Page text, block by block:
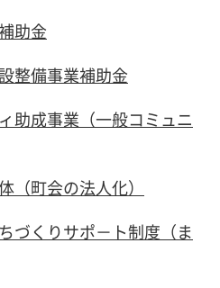
助金
整備事業補助金
助成事業（一般コミュニ
町会の法人化）
づくりサポ－ト制度（ま